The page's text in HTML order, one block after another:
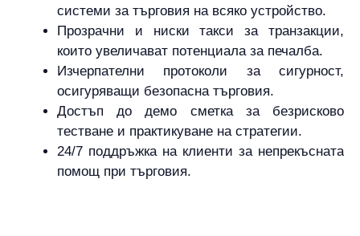
системи за търговия на всяко устройство.
Прозрачни и ниски такси за транзакции,
които увеличават потенциала за печалба.
Изчерпателни протоколи за сигурност,
осигуряващи безопасна търговия.
Достъп до демо сметка за безрисково
тестване и практикуване на стратегии.
24/7 поддръжка на клиенти за непрекъсната
помощ при търговия.